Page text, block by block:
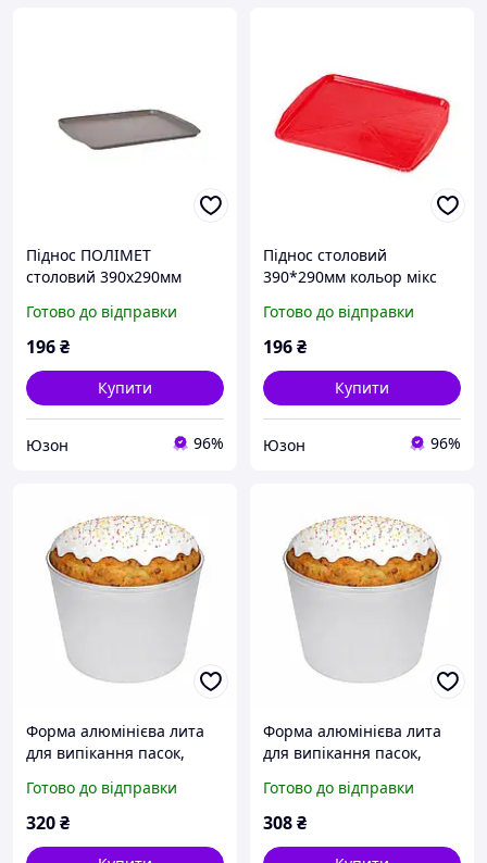
Піднос ПОЛІМЕТ
столовий 390х290мм
Готово до відправки
196₴
Купити
Юзон 96%
Піднос столовий
390*290мм кольор мікс
Готово до відправки
196₴
Купити
Юзон 96%
Форма алюмінієва лита
для випікання пасок,
та кексів із посиленим
бортиком по краю 1.5 л
Готово до відправки
320₴
Форма алюмінієва лита
для випікання пасок,
та кексів із посиленим
бортиком по краю 1 л
Готово до відправки
308₴